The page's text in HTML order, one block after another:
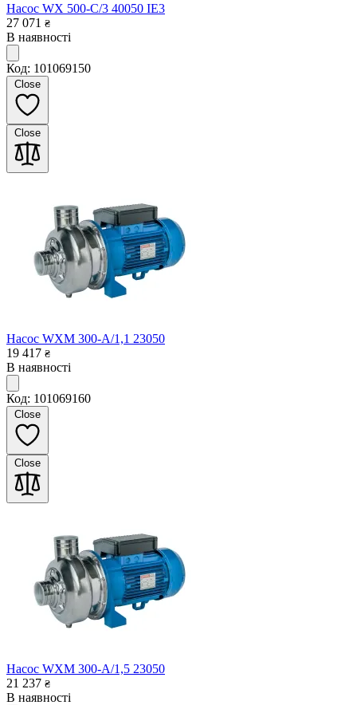
Насос WX 500-C/3 40050 IE3
27 071 ₴
В наявності
Код: 101069150
Close
Close
Насос WXM 300-A/1,1 23050
19 417 ₴
В наявності
Код: 101069160
Close
Close
Насос WXM 300-A/1,5 23050
21 237 ₴
В наявності